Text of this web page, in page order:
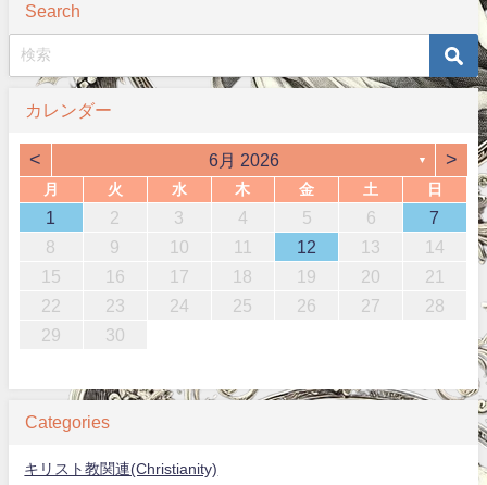
Search
カレンダー
< 6月 2026 ▼ >
月 火 水 木 金 土 日
1 2 3 4 5 6
7
8
9 10 11 12 13
14
15
16 17 18 19 20
21
22
23 24 25 26 27
28
29
30
Categories
キリスト教関連(Christianity)